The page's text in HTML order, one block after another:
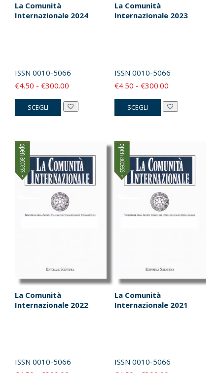
La Comunità
Internazionale 2024
ISSN 0010-5066
€4.50 - €300.00
prezzo:
€300.00
SCEGLI
Questo
prodotto
varianti.
Le
opzioni
possono
essere
scelte
prodotto
La Comunità
Internazionale 2023
ISSN 0010-5066
€4.50 - €300.00Fascia
prezzo:
€300.00
SCEGLI
Questo
prodotto
varianti.
Le
opzioni
possono
essere
scelte
prodotto
La Comunità
Internazionale 2022
ISSN 0010-5066
La Comunità
Internazionale 2021
ISSN 0010-5066